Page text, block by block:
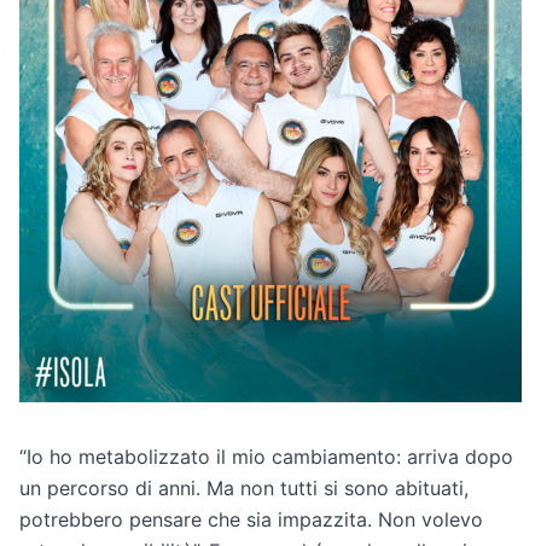
“Io ho metabolizzato il mio cambiamento: arriva dopo
un percorso di anni. Ma non tutti si sono abituati,
potrebbero pensare che sia impazzita. Non volevo